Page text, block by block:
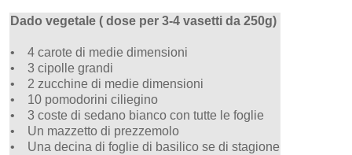
Dado vegetale ( dose per 3-4 vasetti da 250g)
• 4 carote di medie dimensioni
• 3 cipolle grandi
• 2 zucchine di medie dimensioni
• 10 pomodorini ciliegino
• 3 coste di sedano bianco con tutte le foglie
• Un mazzetto di prezzemolo
• Una decina di foglie di basilico se di stagione